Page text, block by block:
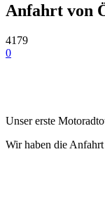
Anfahrt von
4179
0
Unser erste
Wir haben die